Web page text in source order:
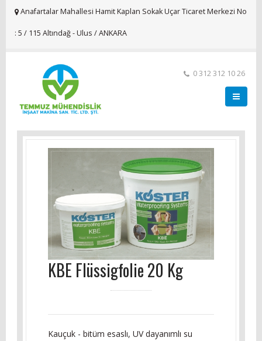
Anafartalar Mahallesi Hamit Kaplan Sokak Uçar Ticaret Merkezi No
: 5 / 115 Altındağ - Ulus / ANKARA
0 312 312 10 26
KBE Flüssigfolie 20 Kg
Kauçuk - bitüm esaslı, UV dayanımlı su